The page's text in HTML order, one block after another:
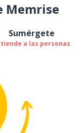
Memrise
Sumérgete
a las personas